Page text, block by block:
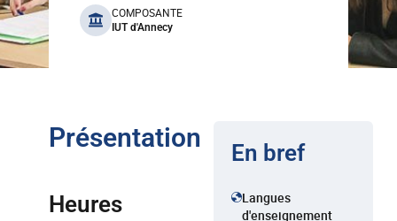
benefits
COMPOSANTE
IUT d'Annecy
Présentation
Heures
En bref
Langues
d'enseignement